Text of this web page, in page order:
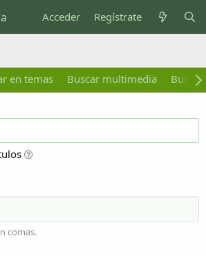
Acceder Regístrate
en temas Buscar multimedia
comas.